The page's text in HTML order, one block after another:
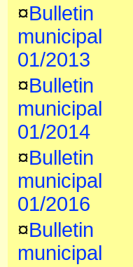
¤Bulletin
municipal
01/2013
¤Bulletin
municipal
01/2014
¤Bulletin
municipal
01/2016
¤Bulletin
municipal